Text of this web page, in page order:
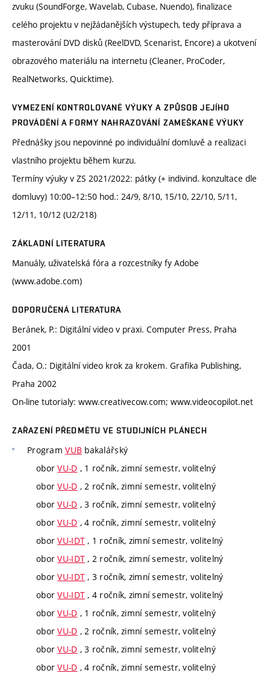
zvuku (SoundForge, Wavelab, Cubase, Nuendo), finalizace
celého projektu v nejžádanějších výstupech, tedy příprava a
masterování DVD disků (ReelDVD, Scenarist, Encore) a ukotvení
obrazového materiálu na internetu (Cleaner, ProCoder,
RealNetworks, Quicktime).
VYMEZENÍ KONTROLOVANÉ VÝUKY A ZPŮSOB JEJÍHO
PROVÁDĚNÍ A FORMY NAHRAZOVÁNÍ ZAMEŠKANÉ VÝUKY
Přednášky jsou nepovinné po individuální domluvě a realizaci
vlastního projektu během kurzu.
Termíny výuky v ZS 2021/2022: pátky (+ indivind. konzultace dle
domluvy) 10:00–12:50 hod.: 24/9, 8/10, 15/10, 22/10, 5/11,
12/11, 10/12 (U2/218)
ZÁKLADNÍ LITERATURA
Manuály, uživatelská fóra a rozcestníky fy Adobe
(www.adobe.com)
DOPORUČENÁ LITERATURA
Beránek, P.: Digitální video v praxi. Computer Press, Praha
2001
Čada, O.: Digitální video krok za krokem. Grafika Publishing,
Praha 2002
On-line tutorialy: www.creativecow.com; www.videocopilot.net
ZAŘAZENÍ PŘEDMĚTU VE STUDIJNÍCH PLÁNECH
ProgramVUB bakalářský
oborVU-D , 1 ročník, zimní semestr, volitelný
oborVU-D , 2 ročník, zimní semestr, volitelný
oborVU-D , 3 ročník, zimní semestr, volitelný
oborVU-D , 4 ročník, zimní semestr, volitelný
oborVU-IDT , 1 ročník, zimní semestr, volitelný
oborVU-IDT , 2 ročník, zimní semestr, volitelný
oborVU-IDT , 3 ročník, zimní semestr, volitelný
oborVU-IDT , 4 ročník, zimní semestr, volitelný
oborVU-D , 1 ročník, zimní semestr, volitelný
oborVU-D , 2 ročník, zimní semestr, volitelný
oborVU-D , 3 ročník, zimní semestr, volitelný
oborVU-D , 4 ročník, zimní semestr, volitelný